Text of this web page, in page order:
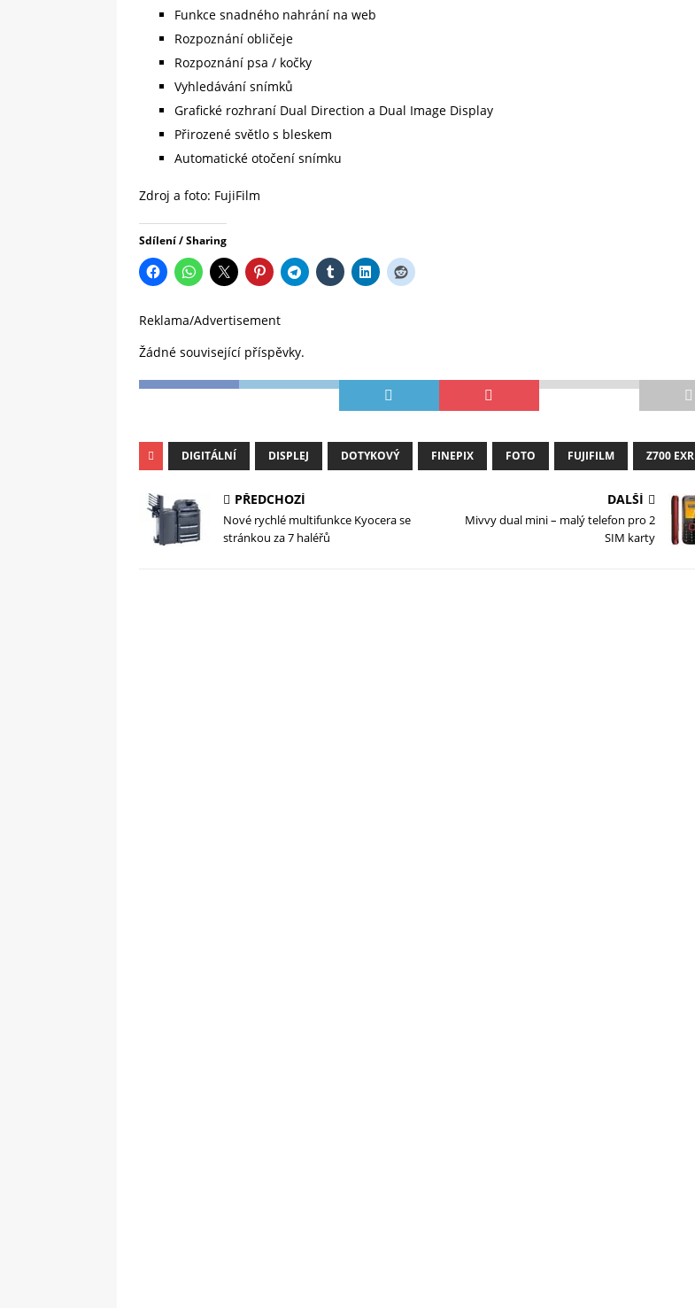
Funkce snadného nahrání na web
Rozpoznání obličeje
Rozpoznání psa / kočky
Vyhledávání snímků
Grafické rozhraní Dual Direction a Dual Image Display
Přirozené světlo s bleskem
Automatické otočení snímku
Zdroj a foto: FujiFilm
Sdílení / Sharing
Reklama/Advertisement
Žádné související příspěvky.
DIGITÁLNÍ DISPLEJ DOTYKOVÝ FINEPIX FOTO FUJIFILM Z700 EXR
PŘEDCHOZÍ
Nové rychlé multifunkce Kyocera se
stránkou za 7 haléřů
DALŠÍ
Mivvy dual mini – malý telefon pro 2
SIM karty